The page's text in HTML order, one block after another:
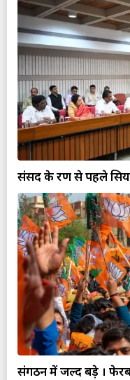
संसद के रण से पहले
संगठन में जल्द बड़े ।